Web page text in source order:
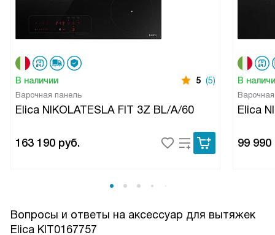
логично, ничего не пришлось подгонять или менять.
Отмечу и визуальные впечатления: комплект выглядит
продуманно и солидно, нет дешёвого блеска или
установки и почувствовал уверенность, что выбранное
решение долговременно. Для тех, кто хочет избежать
лишних хлопот при переходе на рециркуляцию, этот набор
— точный вариант. Рекомендую тем, кто ценит
В наличии 5 (5)
Варочная панель
Elica NIKOLATESLA FIT 3Z BL/A/60
163 190 руб.
В
Elica
99 990
Вопросы и ответы на аксессуар для вытяжек
Elica KIT0167757